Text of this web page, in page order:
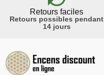
Retours faciles
Retours possibles pendant
14 jours